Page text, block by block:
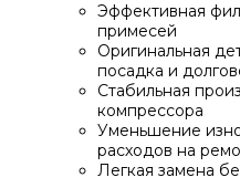
Эффективная
примесей
Оригинальная
посадка и
Стабильная
компрессора
Уменьшение
расходов на
Легкая замена